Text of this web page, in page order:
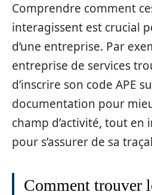
Comprendre comment
interagissent est crucial
d’une entreprise. Par
entreprise de services
d’inscrire son code APE
documentation pour
champ d’activité, tout en
pour s’assurer de sa
Comment trouver